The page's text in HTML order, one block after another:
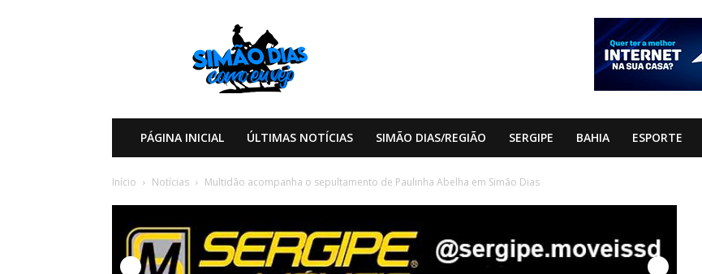
PÁGINA INICIAL ÚLTIMAS NOTÍCIAS SIMÃO DIAS/REGIÃO SERGIPE BAHIA ESPORTE
Início Notícias Multidão acompanha o sepultamento de Paulinha Abelha em Simão Dias